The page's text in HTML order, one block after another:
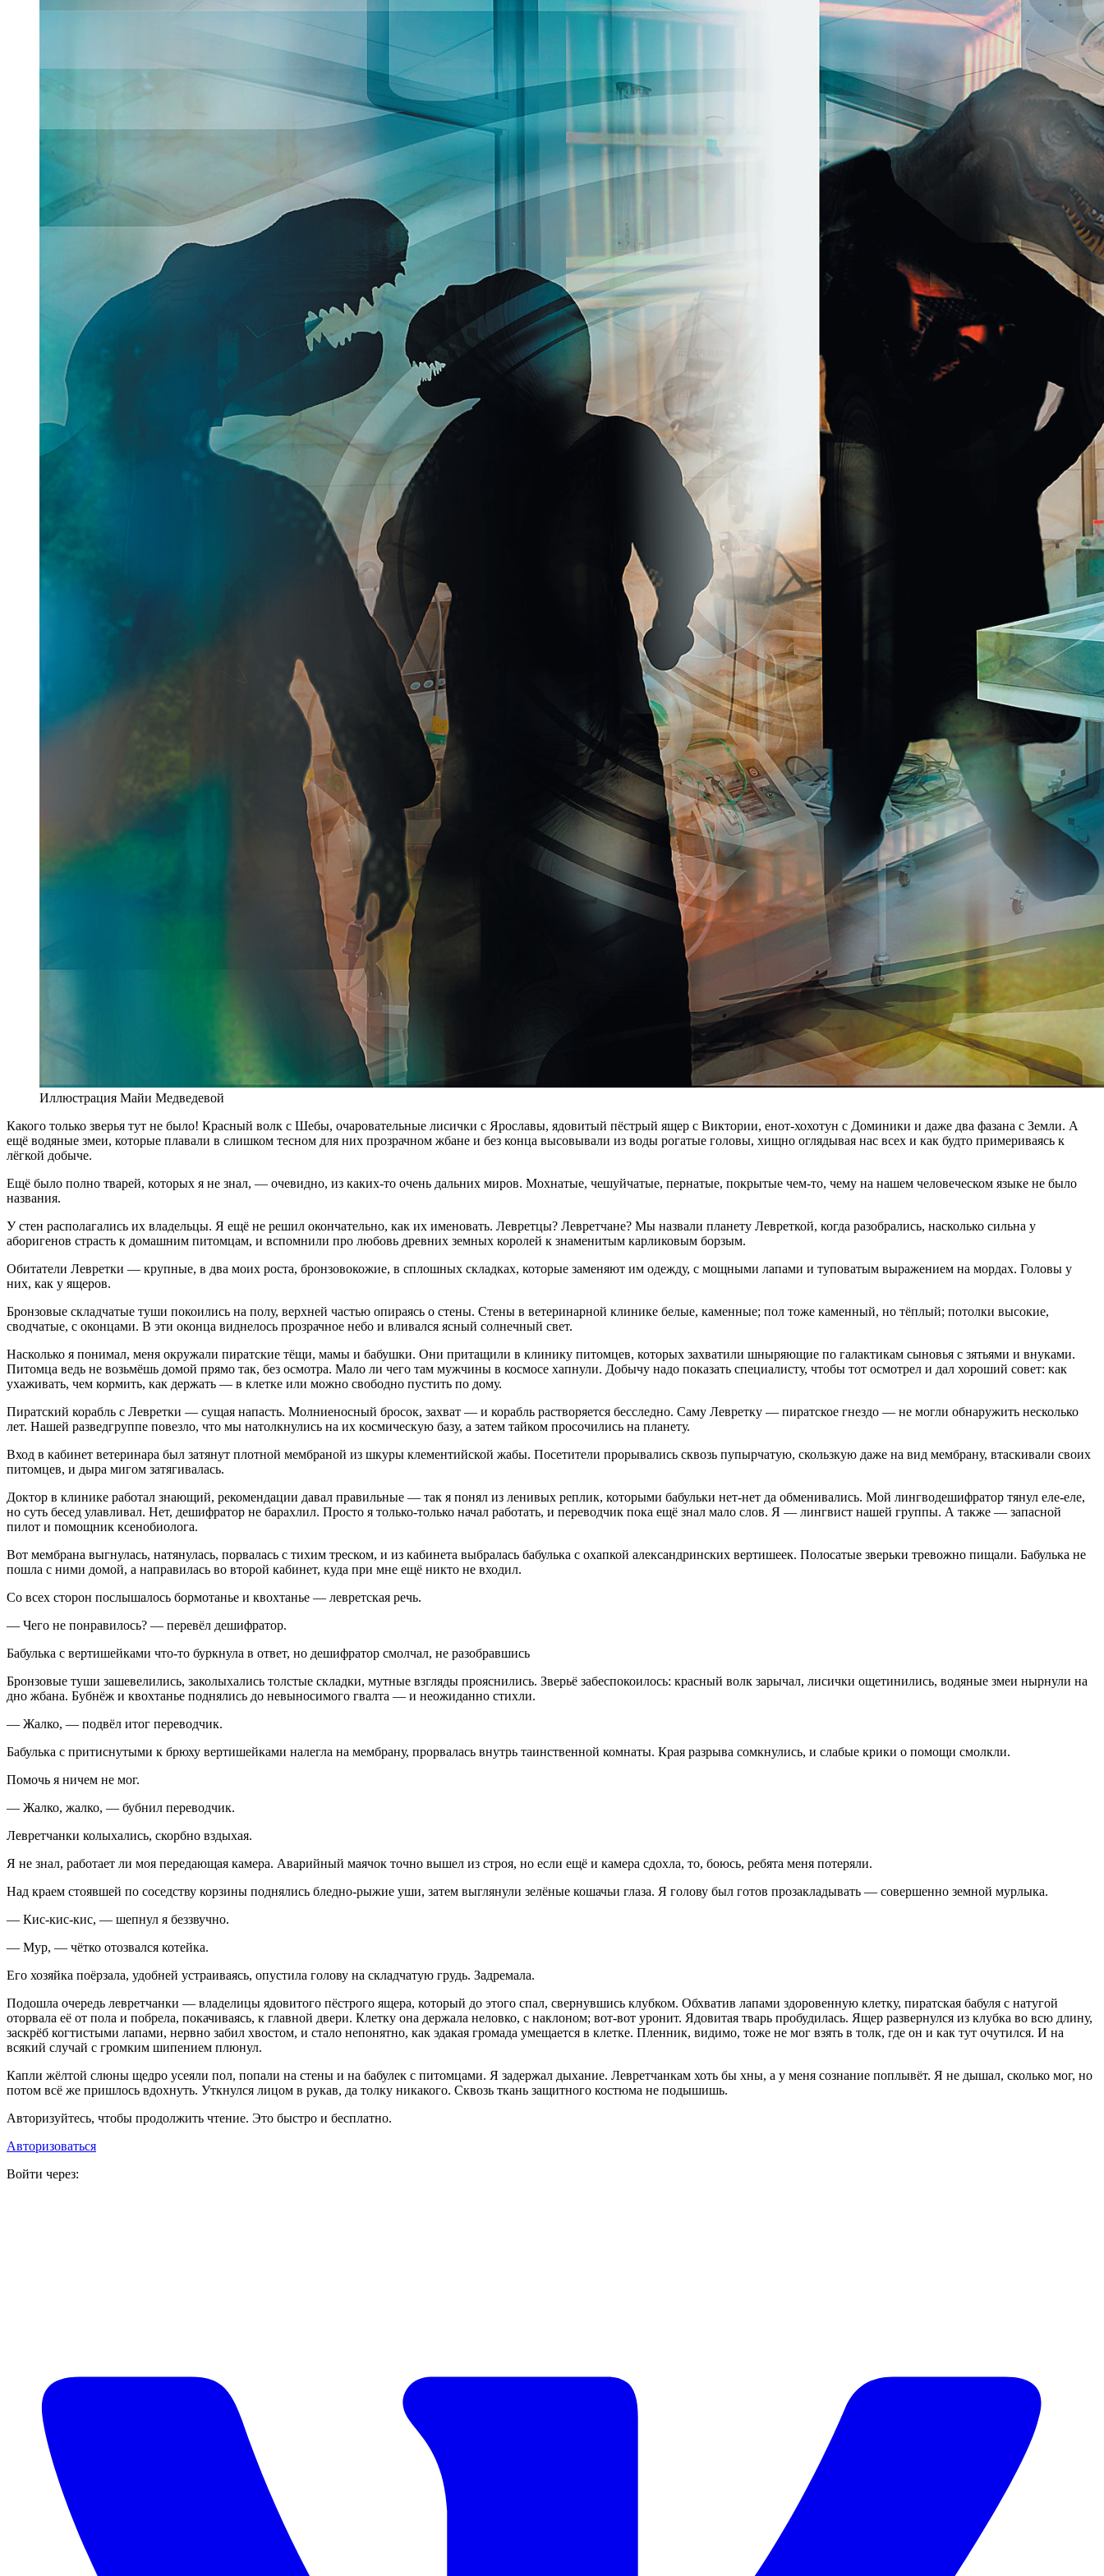
Иллюстрация Майи Медведевой
Какого только зверья тут не было! Красный волк с Шебы, очаровательные лисички с Ярославы, ядовитый пёстрый ящер с Виктории, енот-хохотун с Доминики и даже два фазана с Земли. А
ещё водяные змеи, которые плавали в слишком тесном для них прозрачном жбане и без конца высовывали из воды рогатые головы, хищно оглядывая нас всех и как будто примериваясь к
лёгкой добыче.
Ещё было полно тварей, которых я не знал, — очевидно, из каких-то очень дальних миров. Мохнатые, чешуйчатые, пернатые, покрытые чем-то, чему на нашем человеческом языке не было
названия.
У стен располагались их владельцы. Я ещё не решил окончательно, как их именовать. Левретцы? Левретчане? Мы назвали планету Левреткой, когда разобрались, насколько сильна у
аборигенов страсть к домашним питомцам, и вспомнили про любовь древних земных королей к знаменитым карликовым борзым.
Обитатели Левретки — крупные, в два моих роста, бронзовокожие, в сплошных складках, которые заменяют им одежду, с мощными лапами и туповатым выражением на мордах. Головы у
них, как у ящеров.
Бронзовые складчатые туши покоились на полу, верхней частью опираясь о стены. Стены в ветеринарной клинике белые, каменные; пол тоже каменный, но тёплый; потолки высокие,
сводчатые, с оконцами. В эти оконца виднелось прозрачное небо и вливался ясный солнечный свет.
Насколько я понимал, меня окружали пиратские тёщи, мамы и бабушки. Они притащили в клинику питомцев, которых захватили шныряющие по галактикам сыновья с зятьями и внуками.
Питомца ведь не возьмёшь домой прямо так, без осмотра. Мало ли чего там мужчины в космосе хапнули. Добычу надо показать специалисту, чтобы тот осмотрел и дал хороший совет: как
ухаживать, чем кормить, как держать — в клетке или можно свободно пустить по дому.
Пиратский корабль с Левретки — сущая напасть. Молниеносный бросок, захват — и корабль растворяется бесследно. Саму Левретку — пиратское гнездо — не могли обнаружить несколько
лет. Нашей разведгруппе повезло, что мы натолкнулись на их космическую базу, а затем тайком просочились на планету.
Вход в кабинет ветеринара был затянут плотной мембраной из шкуры клементийской жабы. Посетители прорывались сквозь пупырчатую, скользкую даже на вид мембрану, втаскивали своих
питомцев, и дыра мигом затягивалась.
Доктор в клинике работал знающий, рекомендации давал правильные — так я понял из ленивых реплик, которыми бабульки нет-нет да обменивались. Мой лингводешифратор тянул еле-еле,
но суть бесед улавливал. Нет, дешифратор не барахлил. Просто я только-только начал работать, и переводчик пока ещё знал мало слов. Я — лингвист нашей группы. А также — запасной
пилот и помощник ксенобиолога.
Вот мембрана выгнулась, натянулась, порвалась с тихим треском, и из кабинета выбралась бабулька с охапкой александринских вертишеек. Полосатые зверьки тревожно пищали. Бабулька не
пошла с ними домой, а направилась во второй кабинет, куда при мне ещё никто не входил.
Со всех сторон послышалось бормотанье и квохтанье — левретская речь.
— Чего не понравилось? — перевёл дешифратор.
Бабулька с вертишейками что-то буркнула в ответ, но дешифратор смолчал, не разобравшись
Бронзовые туши зашевелились, заколыхались толстые складки, мутные взгляды прояснились. Зверьё забеспокоилось: красный волк зарычал, лисички ощетинились, водяные змеи нырнули на
дно жбана. Бубнёж и квохтанье поднялись до невыносимого гвалта — и неожиданно стихли.
— Жалко, — подвёл итог переводчик.
Бабулька с притиснутыми к брюху вертишейками налегла на мембрану, прорвалась внутрь таинственной комнаты. Края разрыва сомкнулись, и слабые крики о помощи смолкли.
Помочь я ничем не мог.
— Жалко, жалко, — бубнил переводчик.
Левретчанки колыхались, скорбно вздыхая.
Я не знал, работает ли моя передающая камера. Аварийный маячок точно вышел из строя, но если ещё и камера сдохла, то, боюсь, ребята меня потеряли.
Над краем стоявшей по соседству корзины поднялись бледно-рыжие уши, затем выглянули зелёные кошачьи глаза. Я голову был готов прозакладывать — совершенно земной мурлыка.
— Кис-кис-кис, — шепнул я беззвучно.
— Мур, — чётко отозвался котейка.
Его хозяйка поёрзала, удобней устраиваясь, опустила голову на складчатую грудь. Задремала.
Подошла очередь левретчанки — владелицы ядовитого пёстрого ящера, который до этого спал, свернувшись клубком. Обхватив лапами здоровенную клетку, пиратская бабуля с натугой
оторвала её от пола и побрела, покачиваясь, к главной двери. Клетку она держала неловко, с наклоном; вот-вот уронит. Ядовитая тварь пробудилась. Ящер развернулся из клубка во всю длину,
заскрёб когтистыми лапами, нервно забил хвостом, и стало непонятно, как эдакая громада умещается в клетке. Пленник, видимо, тоже не мог взять в толк, где он и как тут очутился. И на
всякий случай с громким шипением плюнул.
Капли жёлтой слюны щедро усеяли пол, попали на стены и на бабулек с питомцами. Я задержал дыхание. Левретчанкам хоть бы хны, а у меня сознание поплывёт. Я не дышал, сколько мог, но
потом всё же пришлось вдохнуть. Уткнулся лицом в рукав, да толку никакого. Сквозь ткань защитного костюма не подышишь.
Авторизуйтесь, чтобы продолжить чтение. Это быстро и бесплатно.
Авторизоваться
Войти через: